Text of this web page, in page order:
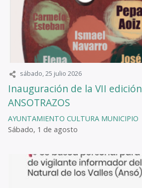
sábado, 25 julio 2026
Inauguración de la VII
ANSOTRAZOS
AYUNTAMIENTO CULTURA MUNICIPIO
Sábado, 1 de agosto